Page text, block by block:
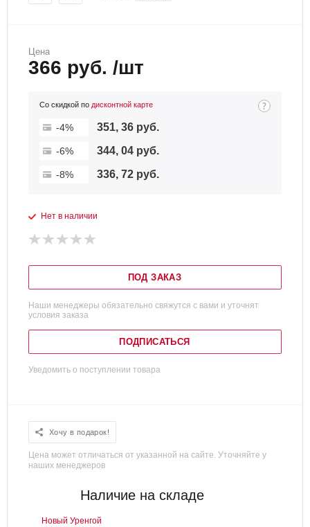
Цена
366 руб. /шт
Со скидкой по дисконтной карте
-4% 351, 36 руб.
-6% 344, 04 руб.
-8% 336, 72 руб.
Нет в наличии
ПОД ЗАКАЗ
Наши менеджеры обязательно свяжутся с вами и уточнят
условия заказа
ПОДПИСАТЬСЯ
Уведомить о поступлении товара
Хочу в подарок!
Цена может отличаться от указанной на сайте. Уточняйте у
наших менеджеров
Наличие на складе
Новый Уренгой